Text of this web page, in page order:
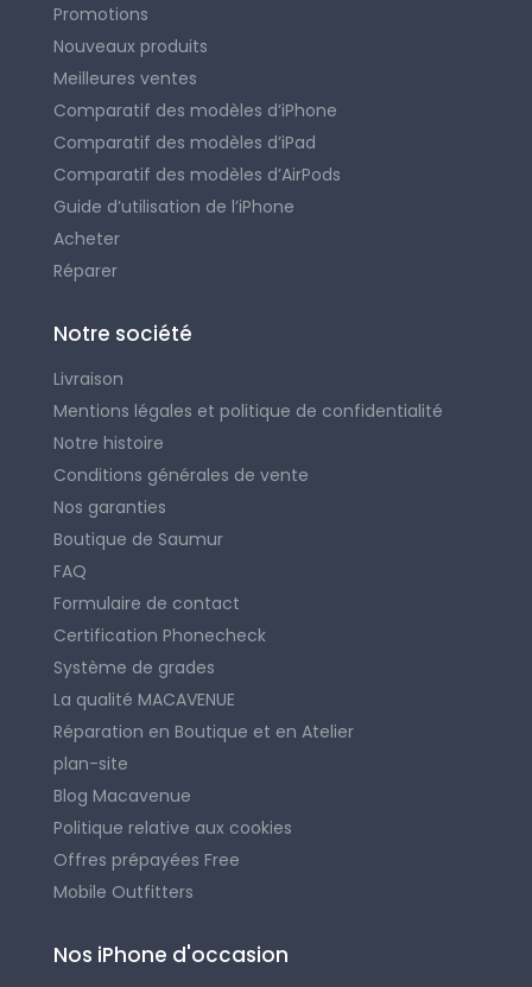
Promotions
Nouveaux produits
Meilleures ventes
Comparatif des modèles d’iPhone
Comparatif des modèles d’iPad
Comparatif des modèles d’AirPods
Guide d’utilisation de l’iPhone
Acheter
Réparer
Notre société
Livraison
Mentions légales et politique de confidentialité
Notre histoire
Conditions générales de vente
Nos garanties
Boutique de Saumur
FAQ
Formulaire de contact
Certification Phonecheck
Système de grades
La qualité MACAVENUE
Réparation en Boutique et en Atelier
plan-site
Blog Macavenue
Politique relative aux cookies
Offres prépayées Free
Mobile Outfitters
Nos iPhone d'occasion